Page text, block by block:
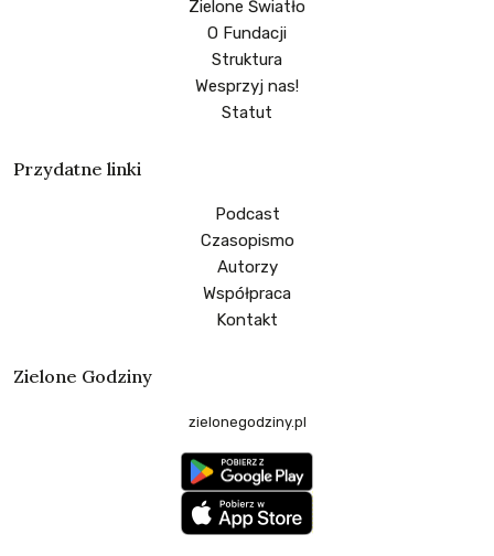
Zielone Światło
O Fundacji
Struktura
Wesprzyj nas!
Statut
Przydatne linki
Podcast
Czasopismo
Autorzy
Współpraca
Kontakt
Zielone Godziny
zielonegodziny.pl